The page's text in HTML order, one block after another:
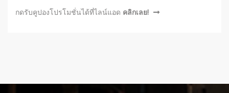
กดรับคูปองโปรโมชั่นได้ที่ไลน์แอด คลิกเลย!